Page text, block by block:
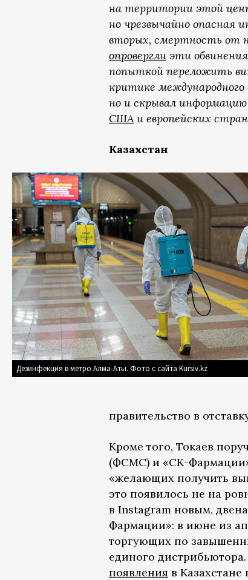
на территории этой
но чрезвычайно опасная
вторых, смертность от
опровергли эти
попыткой переложить
критике
но и скрывал
США и европейских
Казахстан
Дезинфекция в метро Алма-Аты. Фото с сайта Kursiv.kz
правительство в
Кроме того, Токаев
(ФСМС) и «СК-Фармации»
«желающих получить
это появилось не на
в Instagram новым,
Фармации»: в июне из
торгующих по
единого
появления в